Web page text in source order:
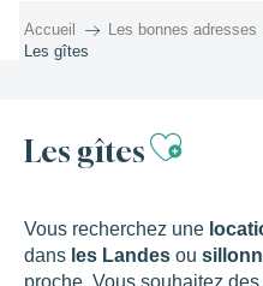
Accueil Les bonnes adresses
Les gîtes
Les gîtes
Vous recherchez une
dans les Landes ou
proche. Vous souhaitez des